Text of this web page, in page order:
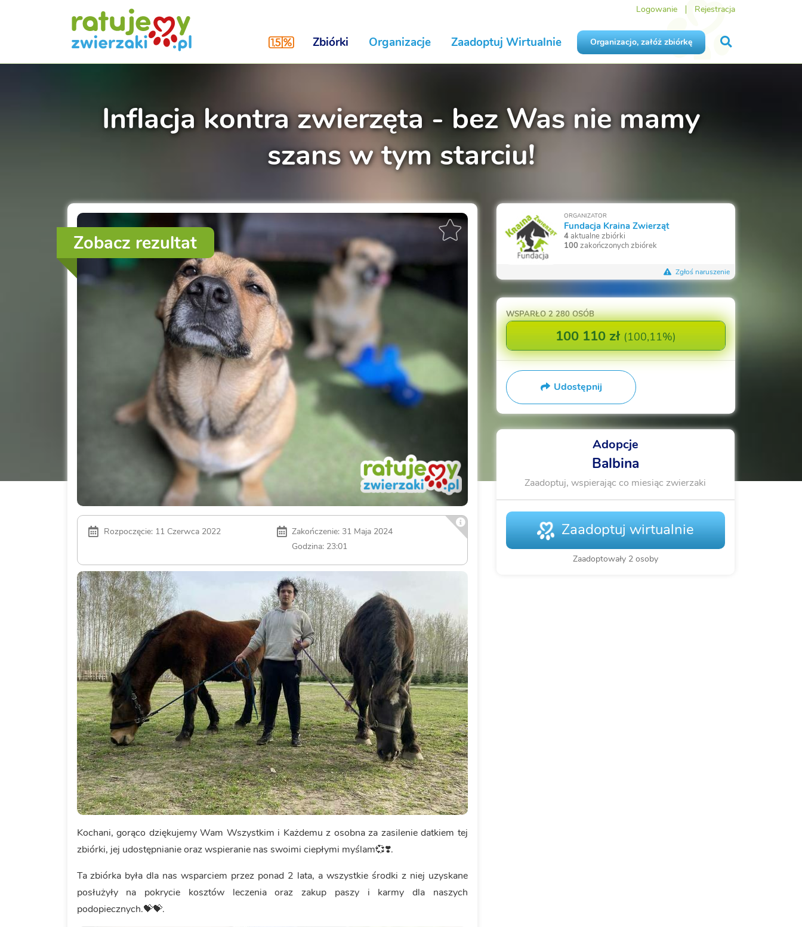
Logowanie Rejestracja
Zbiórki Organizacje Zaadoptuj Wirtualnie Organizacjo, załóż zbiórkę
Inflacja kontra zwierzęta - bez Was nie mamy
szans w tym starciu!
Zobacz rezultat
Rozpoczęcie: 11 Czerwca 2022
Zakończenie: 31 Maja 2024
Godzina: 23:01
Kochani, gorąco dziękujemy Wam Wszystkim i Każdemu z osobna za zasilenie datkiem tej
zbiórki, jej udostępnianie oraz wspieranie nas swoimi ciepłymi myślam💞❣️.
Ta zbiórka była dla nas wsparciem przez ponad 2 lata, a wszystkie środki z niej uzyskane
posłużyły na pokrycie kosztów leczenia oraz zakup paszy i karmy dla naszych
podopiecznych.💝💝.
ORGANIZATOR
Fundacja Kraina Zwierząt
4aktualne zbiórki
100zakończonych zbiórek
Zgłoś naruszenie
WSPARŁO2 280 OSÓB
100 110 zł (100,11%)
Udostępnij
Adopcje
Balbina
Zaadoptuj, wspierając co miesiąc zwierzaki
Zaadoptuj wirtualnie
Zaadoptowały 2 osoby